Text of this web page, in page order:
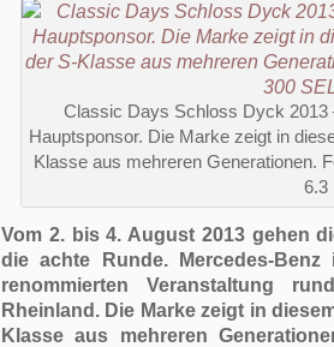
Classic Days Schloss Dyck 2013
Hauptsponsor. Die Marke zeigt in
Klasse aus mehreren Generationen.
6.3
Vom 2. bis 4. August 2013 gehen
die achte Runde. Mercedes-
renommierten Veranstaltung
Rheinland. Die Marke zeigt in
Klasse aus mehreren